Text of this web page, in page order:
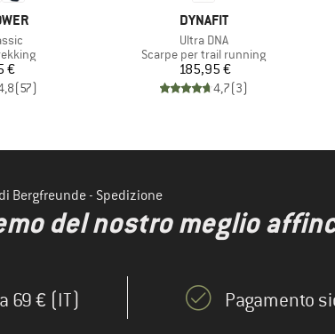
€
(57)
MARCHIO
DYNAFIT
Articolo
Ultra DNA
Gruppo di prodotti
Scarpe per trail running
Prezzo
185,95 €
4,7(3)
Bergfreunde - Spedizione
del nostro meglio
69 € (IT) Pagamento